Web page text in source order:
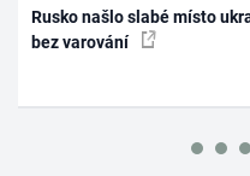
Rusko našlo slabé místo
bez varování